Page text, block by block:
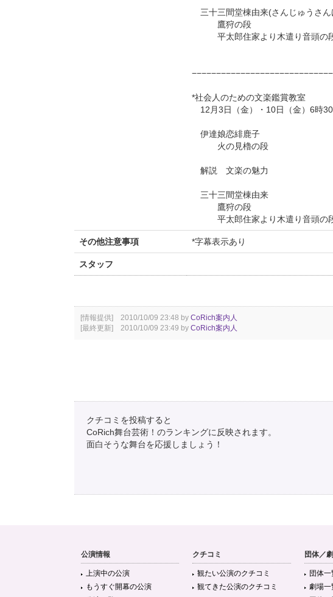
三十三間堂棟由来(さんじゅうさ
鷹狩の段
平太郎住家より木遣り音頭の
−−−−−−−−−−−−−−−−−−−−−−−−−−−−−
*社会人のための文楽鑑賞教室
12月3日（金）・10日（金）6時30
伊達娘恋緋鹿子
火の見櫓の段
解説 文楽の魅力
三十三間堂棟由来
鷹狩の段
平太郎住家より木遣り音頭の
その他注意事項 *字幕表示あり
スタッフ
[情報提供] 2010/10/09 23:48 by CoRich案内人
[最終更新] 2010/10/09 23:49 by CoRich案内人
クチコミを投稿すると
CoRich舞台芸術！のランキングに反映されます。
面白そうな舞台を応援しましょう！
公演情報
上演中の公演
もうすぐ開幕の公演
クチコミ
観たい公演のクチコミ
観てきた公演のクチコミ
団体／
団体一
劇場一